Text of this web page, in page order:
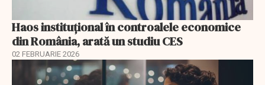
Haos instituțional în controalele economice
din România, arată un studiu CES
02 FEBRUARIE 2026